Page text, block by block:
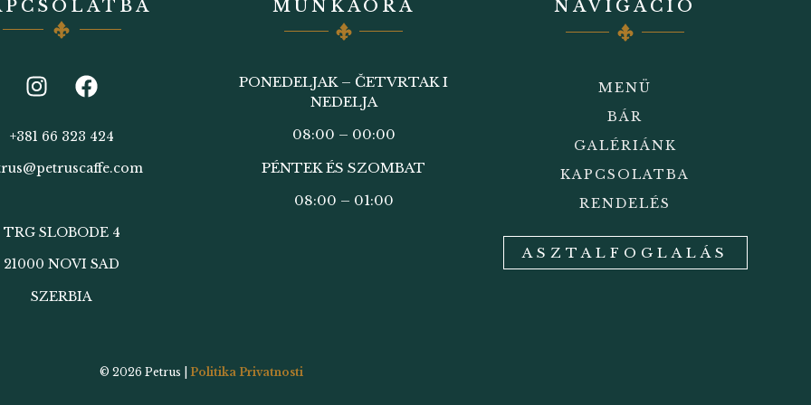
+381 66 323 424
TRG SLOBODE 4
21000 NOVI SAD
SZERBIA
MUNKAÓRA
PONEDELJAK – ČETVRTAK I
NEDELJA
08:00 – 00:00
PÉNTEK ÉS SZOMBAT
08:00 – 01:00
NAVIGÁCIÓ
MENÜ
BÁR
GALÉRIÁNK
KAPCSOLATBA
RENDELÉS
ASZTALFOGLALÁS
© 2026 Petrus | Politika Privatnosti